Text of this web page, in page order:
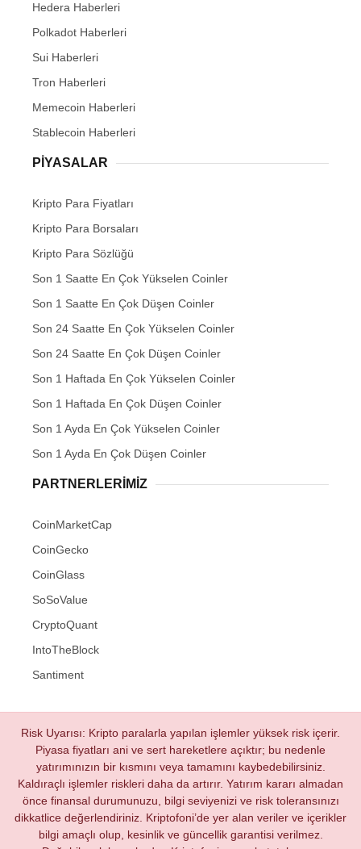
Hedera Haberleri
Polkadot Haberleri
Sui Haberleri
Tron Haberleri
Memecoin Haberleri
Stablecoin Haberleri
PIYASALAR
Kripto Para Fiyatları
Kripto Para Borsaları
Kripto Para Sözlüğü
Son 1 Saatte En Çok Yükselen Coinler
Son 1 Saatte En Çok Düşen Coinler
Son 24 Saatte En Çok Yükselen Coinler
Son 24 Saatte En Çok Düşen Coinler
Son 1 Haftada En Çok Yükselen Coinler
Son 1 Haftada En Çok Düşen Coinler
Son 1 Ayda En Çok Yükselen Coinler
Son 1 Ayda En Çok Düşen Coinler
PARTNERLERIMIZ
CoinMarketCap
CoinGecko
CoinGlass
SoSoValue
CryptoQuant
IntoTheBlock
Santiment
Risk Uyarısı: Kripto paralarla yapılan işlemler yüksek risk içerir.
Piyasa fiyatları ani ve sert hareketlere açıktır; bu nedenle
yatırımınızın bir kısmını veya tamamını kaybedebilirsiniz.
Kaldıraçlı işlemler riskleri daha da artırır. Yatırım kararı almadan
önce finansal durumunuzu, bilgi seviyenizi ve risk toleransınızı
dikkatlice değerlendiriniz. Kriptofoni’de yer alan veriler ve içerikler
bilgi amaçlı olup, kesinlik ve güncellik garantisi verilmez.